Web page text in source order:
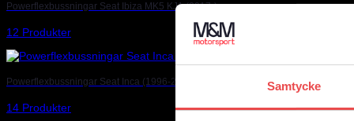
Samtycke
Powerflexbussningar Seat Ibiza MK5 KJ1 (2017-)
12 Produkter
Powerflexbussningar Seat Inca (1996-2003)
14 Produkter